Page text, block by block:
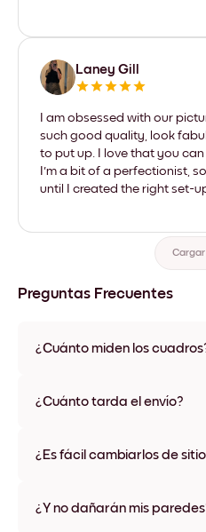
Laney Gill
I am obsessed with our
such good quality, look
to put up. I love that you
I'm a bit of a perfectionist,
until I created the right set-
Cargar
Preguntas Frecuentes
¿Cuánto miden los
varios materiales y colores de
¿Cuánto tarda el envío?
disponibles en algunos países.
¿Es fácil cambiarlos de
ningún daño
¿Y no dañarán mis